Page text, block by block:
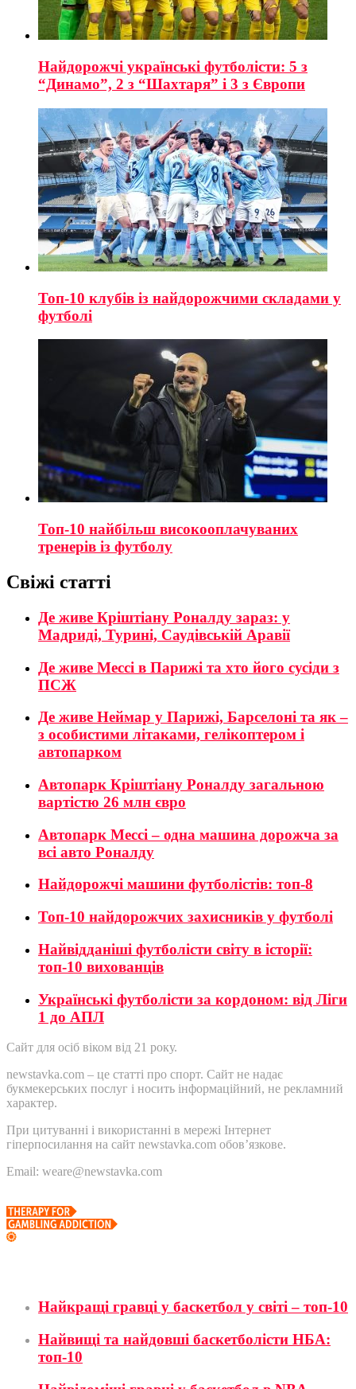
Найдорожчі українські футболісти: 5 з
“Динамо”, 2 з “Шахтаря” і 3 з Європи
Топ-10 клубів із найдорожчими складами у
футболі
Топ-10 найбільш високооплачуваних
тренерів із футболу
Свіжі статті
Де живе Кріштіану Роналду зараз: у
Мадриді, Турині, Саудівській Аравії
Де живе Мессі в Парижі та хто його сусіди з
ПСЖ
Де живе Неймар у Парижі, Барселоні та як –
з особистими літаками, гелікоптером і
автопарком
Автопарк Кріштіану Роналду загальною
вартістю 26 млн євро
Автопарк Мессі – одна машина дорожча за
всі авто Роналду
Найдорожчі машини футболістів: топ-8
Топ-10 найдорожчих захисників у футболі
Найвідданіші футболісти світу в історії:
топ-10 вихованців
Українські футболісти за кордоном: від Ліги
1 до АПЛ
Сайт для осіб віком від 21 року.
newstavka.com – це статті про спорт. Сайт не надає
букмекерських послуг і носить інформаційний, не рекламний
характер.
При цитуванні і використанні в мережі Інтернет
гіперпосилання на сайт newstavka.com обов’язкове.
Email: weare@newstavka.com
Найкращі гравці у баскетбол у світі – топ-10
Найвищі та найдовші баскетболісти НБА:
топ-10